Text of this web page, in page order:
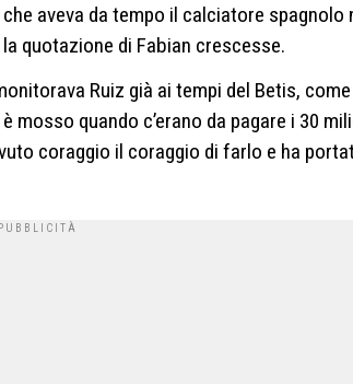
aveva da tempo il calciatore spagnolo
quotazione di Fabian crescesse.
Ruiz già ai tempi del Betis,
mosso quando c’erano da pagare i 30
coraggio il coraggio di farlo e ha